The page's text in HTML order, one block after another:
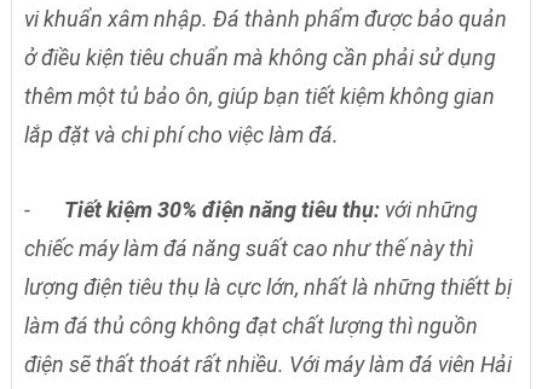
vi khuẩn xâm nhập. Đá thành phẩm được bảo quản
ở điều kiện tiêu chuẩn mà không cần phải sử dụng
thêm một tủ bảo ôn, giúp bạn tiết kiệm không gian
lắp đặt và chi phí cho việc làm đá.
- Tiết kiệm 30% điện năng tiêu thụ: với những
chiếc máy làm đá năng suất cao như thế này thì
lượng điện tiêu thụ là cực lớn, nhất là những thiếtt bị
làm đá thủ công không đạt chất lượng thì nguồn
điện sẽ thất thoát rất nhiều. Với máy làm đá viên Hải